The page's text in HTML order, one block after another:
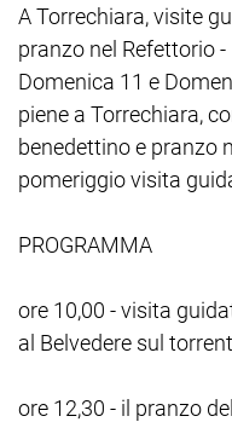
A Torrechiara, visite
pranzo nel Refettorio -
Domenica 11 e
piene a Torrechiara,
benedettino e pranzo
pomeriggio visita
PROGRAMMA
ore 10,00 - visita
al Belvedere sul
ore 12,30 - il pranzo